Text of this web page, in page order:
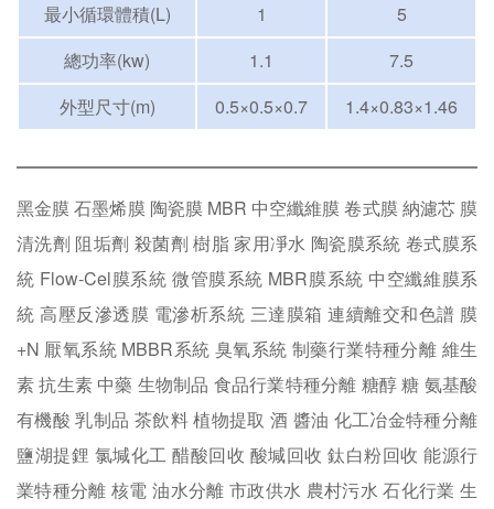
最小循環體積(L)
1
5
總功率(kw)
1.1
7.5
外型尺寸(m)
0.5×0.5×0.7 1.4×0.83×1.46
黑金膜 石墨烯膜 陶瓷膜 MBR 中空纖維膜 卷式膜 納濾芯 膜
清洗劑 阻垢劑 殺菌劑 樹脂 家用凈水 陶瓷膜系統 卷式膜系
統 Flow-Cel膜系統 微管膜系統 MBR膜系統 中空纖維膜系
統 高壓反滲透膜 電滲析系統 三達膜箱 連續離交和色譜 膜
+N 厭氧系統 MBBR系統 臭氧系統 制藥行業特種分離 維生
素抗生素 中藥 生物制品 食品行業特種分離 糖醇糖 氨基酸
有機酸 乳制品 茶飲料植物提取 酒 醬油 化工冶金特種分離
鹽湖提鋰 氯堿化工 醋酸回收 酸堿回收 鈦白粉回收 能源行
業特種分離 核電 油水分離 市政供水 農村污水 石化行業 生